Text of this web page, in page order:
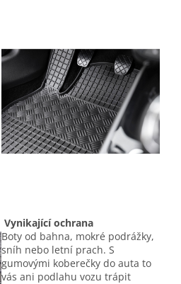
Vynikající ochrana
Boty od bahna, mokré podrážky,
sníh nebo letní prach. S
gumovými koberečky do auta to
vás ani podlahu vozu trápit